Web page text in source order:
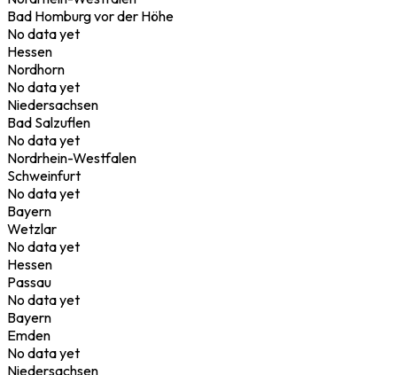
Bad Homburg vor der Höhe
No data yet
Hessen
Nordhorn
No data yet
Niedersachsen
Bad Salzuflen
No data yet
Nordrhein-Westfalen
Schweinfurt
No data yet
Bayern
Wetzlar
No data yet
Hessen
Passau
No data yet
Bayern
Emden
No data yet
Niedersachsen